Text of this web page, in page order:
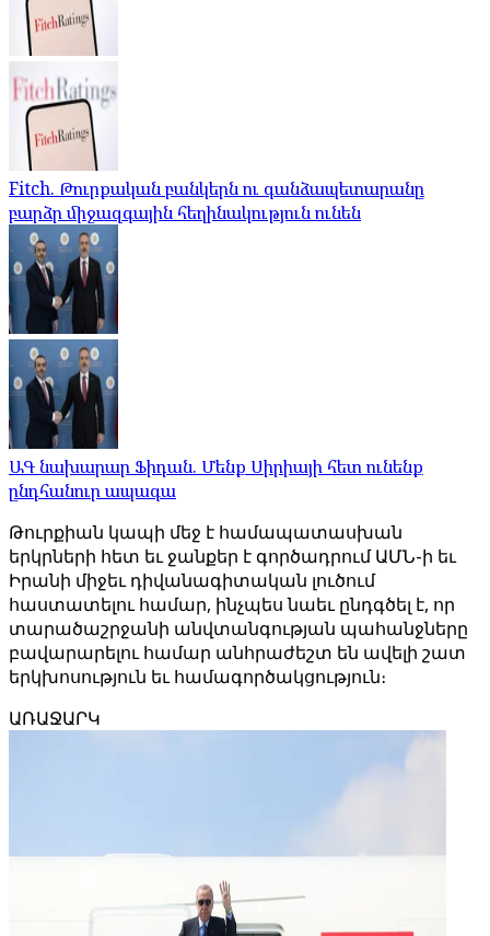
Fitch. Թուրքական բանկերն ու գանձապետարանը
բարձր միջազգային հեղինակություն ունեն
ԱԳ նախարար Ֆիդան. Մենք Սիրիայի հետ ունենք
ընդհանուր ապագա
Թուրքիան կապի մեջ է համապատասխան
երկրների հետ եւ ջանքեր է գործադրում ԱՄՆ-ի եւ
Իրանի միջեւ դիվանագիտական լուծում
հաստատելու համար, ինչպես նաեւ ընդգծել է, որ
տարածաշրջանի անվտանգության պահանջները
բավարարելու համար անհրաժեշտ են ավելի շատ
երկխոսություն եւ համագործակցություն։
ԱՌԱՋԱՐԿ